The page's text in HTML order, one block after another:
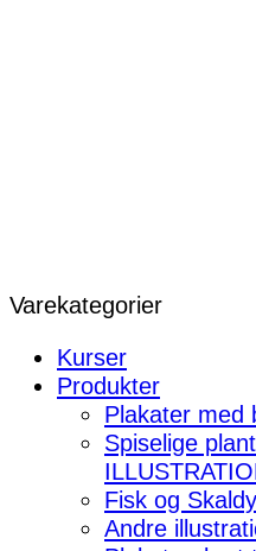
Varekategorier
Kurser
Produkter
Plakater med
Spiselige
Fisk og
Andre